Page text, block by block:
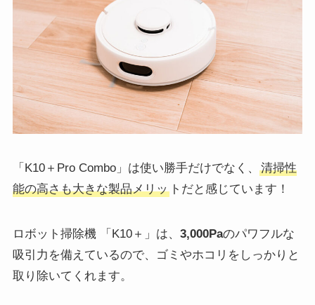
「K10＋Pro Combo」は使い勝手だけでなく、
清掃性
能の高さも大きな製品メリットだと感じています！
ロボット掃除機 「K10＋」は、 3,000Paのパワフルな
吸引力を備えているので、ゴミやホコリをしっかりと
取り除いてくれます。